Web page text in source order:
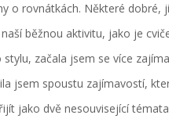
o rovnátkách. Některé
běžnou aktivitu, jako je
stylu, začala jsem se více
jsem spoustu zajímavostí,
jako dvě nesouvisející